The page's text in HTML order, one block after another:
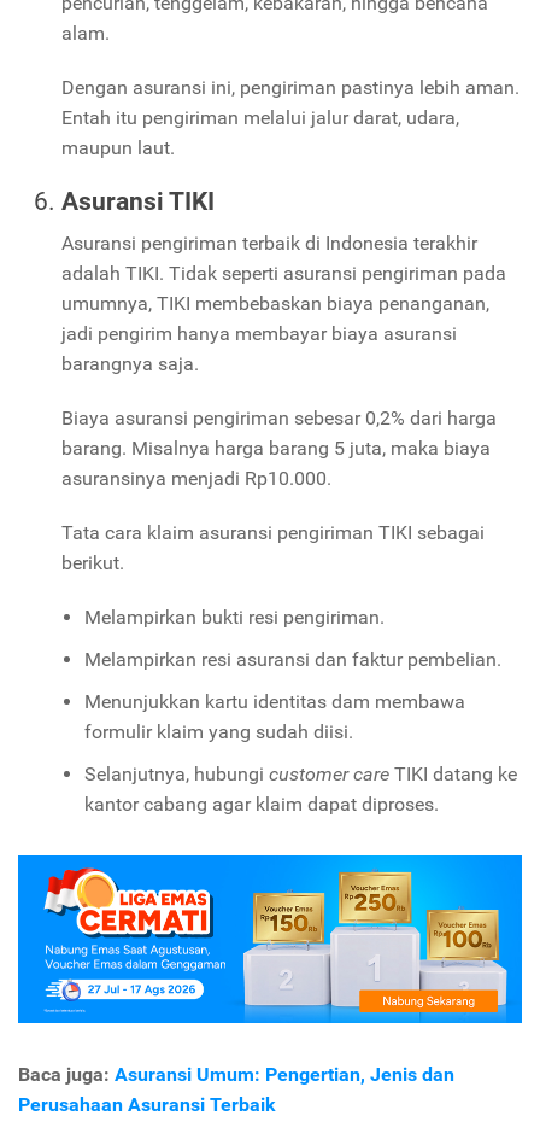
alam.
Dengan asuransi ini, pengiriman pastinya lebih aman.
Entah itu pengiriman melalui jalur darat, udara,
maupun laut.
Asuransi TIKI
Asuransi pengiriman terbaik di Indonesia terakhir
adalah TIKI. Tidak seperti asuransi pengiriman pada
umumnya, TIKI membebaskan biaya penanganan,
jadi pengirim hanya membayar biaya asuransi
barangnya saja.
Biaya asuransi pengiriman sebesar 0,2% dari harga
barang. Misalnya harga barang 5 juta, maka biaya
asuransinya menjadi Rp10.000.
Tata cara klaim asuransi pengiriman TIKI sebagai
berikut.
Melampirkan bukti resi pengiriman.
Melampirkan resi asuransi dan faktur pembelian.
Menunjukkan kartu identitas dam membawa
formulir klaim yang sudah diisi.
Selanjutnya, hubungicustomer care TIKI datang ke
kantor cabang agar klaim dapat diproses.
Baca juga: Asuransi Umum: Pengertian, Jenis dan
Perusahaan Asuransi Terbaik